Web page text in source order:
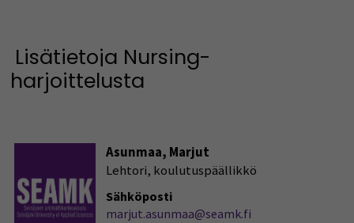
Lisätietoja Nursing-
harjoittelusta
Asunmaa, Marjut
Lehtori, koulutuspäällikkö
Sähköposti
marjut.asunmaa@seamk.fi